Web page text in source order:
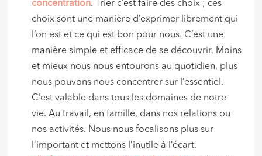
concentration. Trier c’est faire des choix ; ces
choix sont une manière d’exprimer librement qui
l’on est et ce qui est bon pour nous. C’est une
manière simple et efficace de se découvrir. Moins
et mieux nous nous entourons au quotidien, plus
nous pouvons nous concentrer sur l’essentiel.
C’est valable dans tous les domaines de notre
vie. Au travail, en famille, dans nos relations ou
nos activités. Nous nous focalisons plus sur
l’important et mettons l’inutile à l’écart.